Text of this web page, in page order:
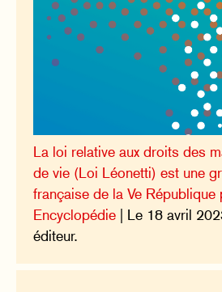
La loi relative aux droits des
de vie (Loi Léonetti) est une
française de la Ve
Encyclopédie | Le 18 avril
éditeur.